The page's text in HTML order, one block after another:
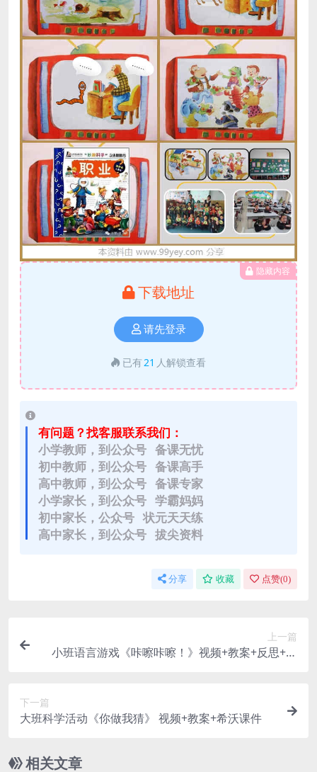
隐藏内容
下载地址
请先登录
已有21 人解锁查看
有问题？找客服联系我们：
小学教师，到公众号 备课无忧
初中教师，到公众号 备课高手
高中教师，到公众号 备课专家
小学家长，到公众号 学霸妈妈
初中家长，公众号 状元天天练
高中家长，到公众号 拔尖资料
分享 收藏 点赞(0)
上一篇
小班语言游戏《咔嚓咔嚓！》视频+教案+反思+课
下一篇
大班科学活动《你做我猜》 视频+教案+希沃课件
相关文章